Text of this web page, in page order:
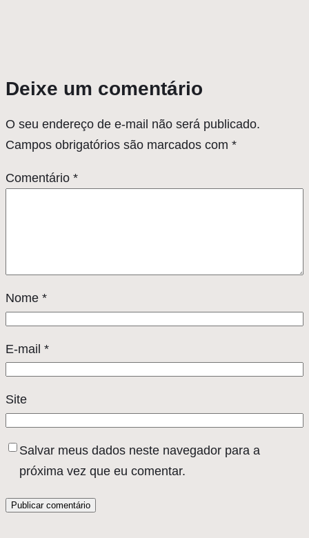
Deixe um comentário
O seu endereço de e-mail não será publicado.
Campos obrigatórios são marcados com *
Comentário *
Nome *
E-mail *
Site
Salvar meus dados neste navegador para a
próxima vez que eu comentar.